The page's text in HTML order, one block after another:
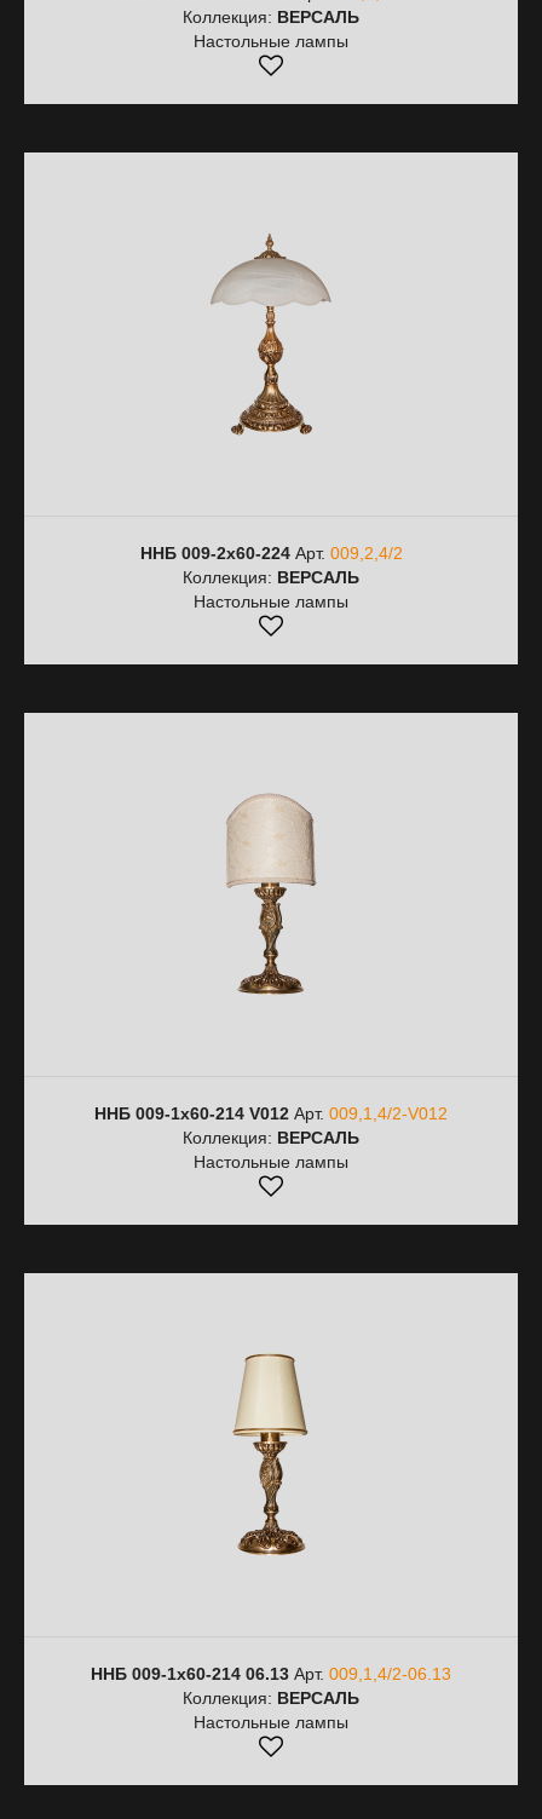
Коллекция: ВЕРСАЛЬ
Настольные лампы
ННБ 009-2х60-224Арт. 009,2,4/2
Коллекция: ВЕРСАЛЬ
Настольные лампы
ННБ 009-1х60-214 V012 Арт. 009,1,4/2-V012
Коллекция: ВЕРСАЛЬ
Настольные лампы
ННБ 009-1х60-214 06.13 Арт. 009,1,4/2-06.13
Коллекция: ВЕРСАЛЬ
Настольные лампы